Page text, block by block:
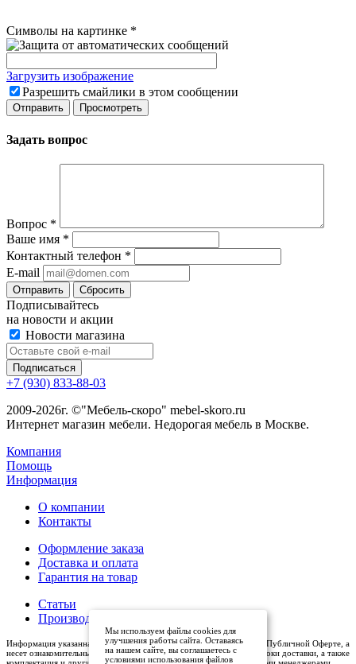
Символы на картинке *
Загрузить изображение
Разрешить смайлики в этом сообщении
Задать вопрос
Вопрос *
Ваше имя *
Контактный телефон *
E-mail
Сбросить
Подписывайтесь
на новости и акции
Новости магазина
+7 (930) 833-88-03
2009-2026г. ©"Мебель-скоро" mebel-skoro.ru
Интернет магазин мебели. Недорогая мебель в Москве.
Компания
Помощь
Информация
О компании
Контакты
Оформление заказа
Доставка и оплата
Гарантия на товар
Статьи
Производители
Информация указанная на сайте (описания и цены), не относится к Публичной Оферте, а
несет ознакомительный характер. Окончательная цена, условия и сроки доставки, а также
Мы используем файлы cookies для
улучшения работы сайта. Оставаясь
на нашем сайте, вы соглашаетесь с
условиями использования файлов